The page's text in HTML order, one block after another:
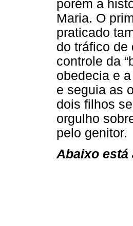
porém a
Maria. O
praticado
do tráfico de
controle da
obedecia e
e seguia as
dois filhos
orgulho
pelo genitor.
Abaixo está